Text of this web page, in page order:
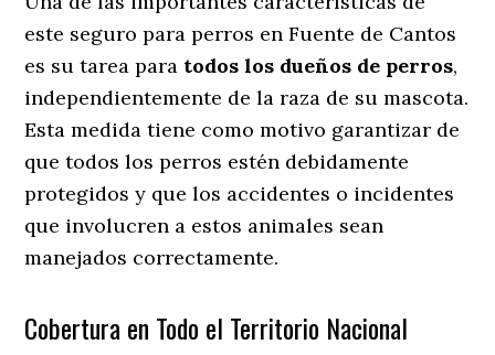
este seguro para perros en Fuente de Cantos
es su tarea para todos los dueños de perros,
independientemente de la raza de su mascota.
Esta medida tiene como motivo garantizar de
que todos los perros estén debidamente
protegidos y que los accidentes o incidentes
que involucren a estos animales sean
manejados correctamente.
Cobertura en Todo el Territorio Nacional